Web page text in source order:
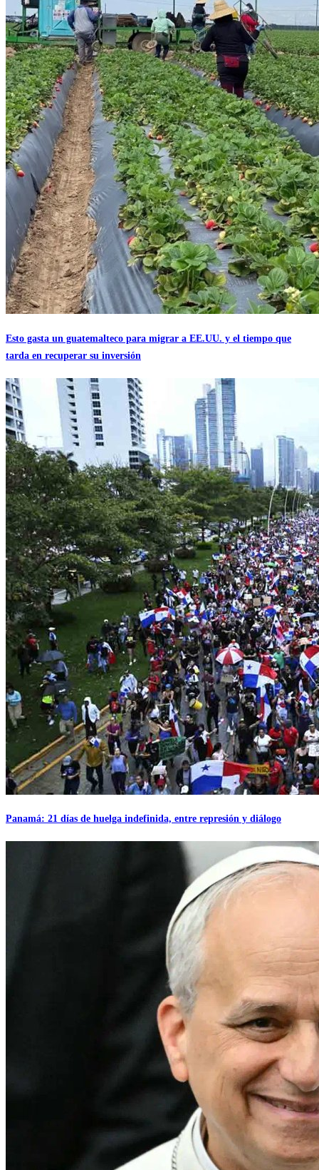
Esto gasta un guatemalteco para migrar a EE.UU. y el tiempo que
tarda en recuperar su inversión
Panamá: 21 días de huelga indefinida, entre represión y diálogo